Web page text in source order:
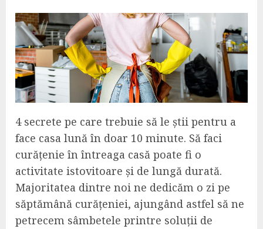
4 secrete pe care trebuie să le știi pentru a
face casa lună în doar 10 minute. Să faci
curățenie în întreaga casă poate fi o
activitate istovitoare și de lungă durată.
Majoritatea dintre noi ne dedicăm o zi pe
săptămână curățeniei, ajungând astfel să ne
petrecem sâmbetele printre soluții de